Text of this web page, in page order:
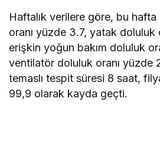
Haftalık verilere göre, bu
oranı yüzde 3.7, yatak doluluk
erişkin yoğun bakım doluluk
ventilatör doluluk oranı yüzde
temaslı tespit süresi 8 saat,
99,9 olarak kayda geçti.